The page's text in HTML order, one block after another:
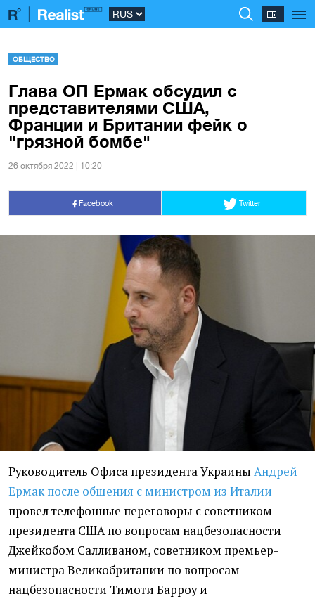
ОБЩЕСТВО
Глава ОП Ермак обсудил с
представителями США,
Франции и Британии фейк о
"грязной бомбе"
26 октября 2022 | 10:20
Facebook Twitter
Руководитель Офиса президента Украины Андрей
Ермак после общения с министром из Италии
провел телефонные переговоры с советником
президента США по вопросам нацбезопасности
Джейкобом Салливаном, советником премьер-
министра Великобритании по вопросам
нацбезопасности Тимоти Барроу и